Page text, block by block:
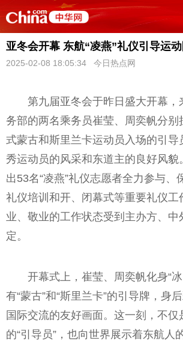
亚冬会开幕 东航“凌燕”礼仪引导运
2025-02-08 18:05:34 今日热点网
第九届亚冬会于昨日盛大开幕，
务部的两名乘务员崔莹、周奕帆分别
式蒙古和斯里兰卡运动员入场的引导
秀运动员的风采和东道主的良好风貌
出53名“凌燕”礼仪志愿者全力参与、
礼仪培训和开、闭幕式等重要礼仪工
业、敬业的工作状态受到主办方、中
定。
开幕式上，崔莹、周奕帆化身“
有“蒙古”和“斯里兰卡”的引导牌，身
国际交流的友好画面。这一刻，不仅
的“引导员”，也向世界展示着东航人